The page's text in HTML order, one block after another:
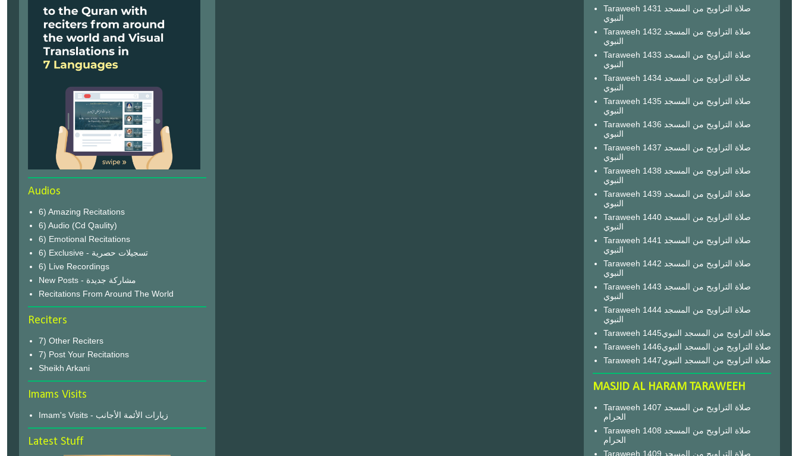
Audios
6) Amazing Recitations
6) Audio (Cd Qaulity)
6) Emotional Recitations
6) Exclusive - تسجيلات حصرية
6) Live Recordings
New Posts - مشاركة جديدة
Recitations From Around The World
Reciters
7) Other Reciters
7) Post Your Recitations
Sheikh Arkani
Imams Visits
Imam's Visits - زيارات الأئمة الأجانب
Latest Stuff
Taraweeh 1431 صلاة التراويح من المسجد
النبوي
Taraweeh 1432 صلاة التراويح من المسجد
النبوي
Taraweeh 1433 صلاة التراويح من المسجد
النبوي
Taraweeh 1434 صلاة التراويح من المسجد
النبوي
Taraweeh 1435 صلاة التراويح من المسجد
النبوي
Taraweeh 1436 صلاة التراويح من المسجد
النبوي
Taraweeh 1437 صلاة التراويح من المسجد
النبوي
Taraweeh 1438 صلاة التراويح من المسجد
النبوي
Taraweeh 1439 صلاة التراويح من المسجد
النبوي
Taraweeh 1440 صلاة التراويح من المسجد
النبوي
Taraweeh 1441 صلاة التراويح من المسجد
النبوي
Taraweeh 1442 صلاة التراويح من المسجد
النبوي
Taraweeh 1443 صلاة التراويح من المسجد
النبوي
Taraweeh 1444 صلاة التراويح من المسجد
النبوي
Taraweeh 1445صلاة التراويح من المسجد النبوي
Taraweeh 1446صلاة التراويح من المسجد النبوي
Taraweeh 1447صلاة التراويح من المسجد النبوي
MASJID AL HARAM TARAWEEH
Taraweeh 1407 صلاة التراويح من المسجد
الحرام
Taraweeh 1408 صلاة التراويح من المسجد
الحرام
Taraweeh 1409 صلاة التراويح من المسجد